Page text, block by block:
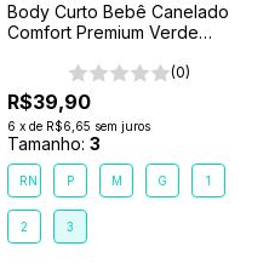
Body Curto Bebê Canelado
Comfort Premium Verde
(0)
R$39,90
6 x de R$6,65 sem juros
Tamanho: 3
RN P M G 1
2 3